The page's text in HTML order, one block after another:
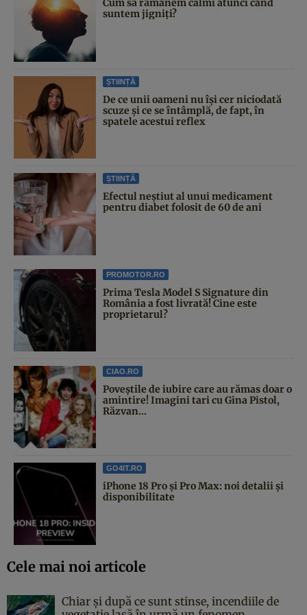
Cum să rămânem calmi atunci când
suntem jigniți?
ȘTIINȚĂ
De ce unii oameni nu își cer niciodată
scuze și ce se întâmplă, de fapt, în
spatele acestui reflex
ȘTIINȚĂ
Efectul neștiut al unui medicament
pentru diabet folosit de 60 de ani
PROMOTOR.RO
Prima Tesla Model S Signature din
România a fost livrată! Cine este
proprietarul?
CIAO.RO
Poveştile de iubire care au rămas doar o
amintire! Imagini tari cu Gina Pistol,
Răzvan...
GO4IT.RO
iPhone 18 Pro și Pro Max: noi detalii și
disponibilitate
Cele mai noi articole
Chiar și după ce sunt stinse, incendiile de